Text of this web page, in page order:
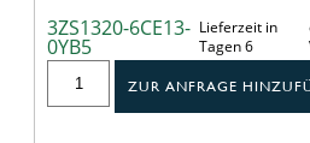
3ZS1320-6CE13-
0YB5
Lieferzeit in
Tagen 6
ZUR ANFRAGE